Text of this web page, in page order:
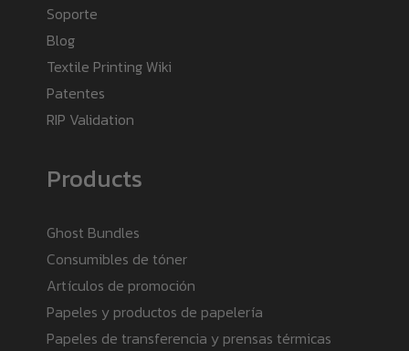
Soporte
Blog
Textile Printing Wiki
Patentes
RIP Validation
Products
Ghost Bundles
Consumibles de tóner
Artículos de promoción
Papeles y productos de papelería
Papeles de transferencia y prensas térmicas